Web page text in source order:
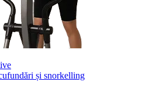
și snorkelling